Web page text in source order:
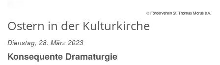
© Förderverein St. Thomas Morus e.V.
Ostern in der Kulturkirche
Dienstag, 28. März 2023
Konsequente Dramaturgie